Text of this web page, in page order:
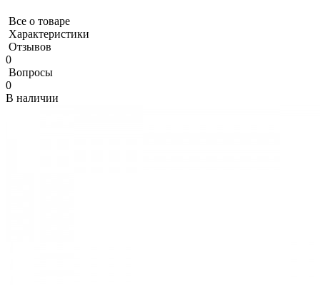
Все о товаре
Характеристики
Отзывов
0
Вопросы
0
В наличии